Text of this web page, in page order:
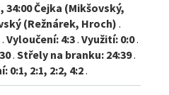
Čejka (Mikšovský,
(Režnárek, Hroch) .
. Vyloučení: 4:3. Využití: 0:0.
. Střely na branku: 24:39.
0:1, 2:1, 2:2, 4:2.